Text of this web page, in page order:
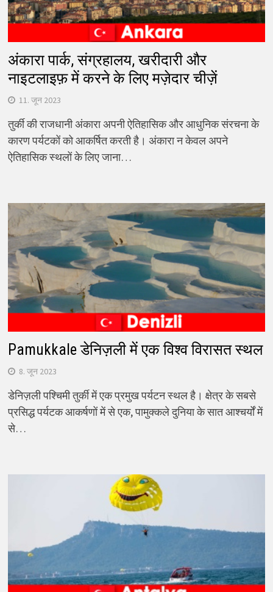
अंकारा पार्क, संग्रहालय, खरीदारी और
नाइटलाइफ़ में करने के लिए मज़ेदार चीज़ें
11. जून 2023
तुर्की की राजधानी अंकारा अपनी ऐतिहासिक और आधुनिक संरचना के
कारण पर्यटकों को आकर्षित करती है। अंकारा न केवल अपने
ऐतिहासिक स्थलों के लिए जाना…
Pamukkale डेनिज़ली में एक विश्व विरासत स्थल
8. जून 2023
डेनिज़ली पश्चिमी तुर्की में एक प्रमुख पर्यटन स्थल है। क्षेत्र के सबसे
प्रसिद्ध पर्यटक आकर्षणों में से एक, पामुक्कले दुनिया के सात आश्चर्यों में
से…